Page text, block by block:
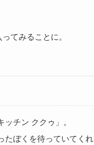
てみることに。
チン ククゥ」。
たぼくを待っていてく